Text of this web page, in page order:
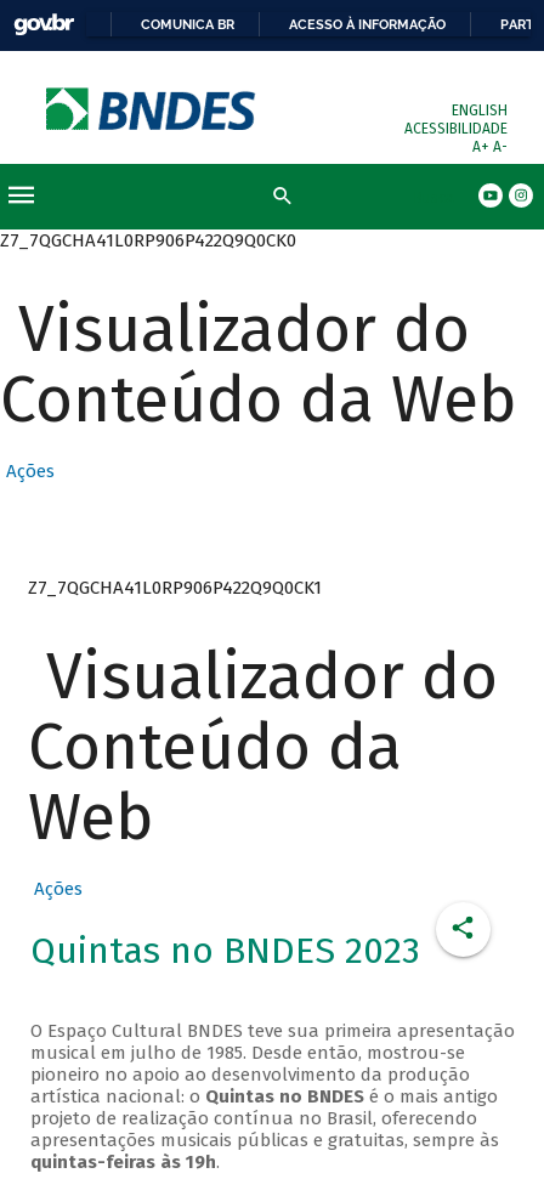
COMUNICA BR ACESSO À INFORMAÇÃO
ENGLISH
ACESSIBILIDADE
A+ A-
Z7_7QGCHA41L0RP906P422Q9Q0CK0
Visualizador do
Conteúdo da Web
Ações
Z7_7QGCHA41L0RP906P422Q9Q0CK1
Visualizador do
Conteúdo da
Web
Ações
Quintas no BNDES 2023
O Espaço Cultural BNDES teve sua primeira apresentação
musical em julho de 1985. Desde então, mostrou-se
pioneiro no apoio ao desenvolvimento da produção
artística nacional: o Quintas no BNDESé o mais antigo
projeto de realização contínua no Brasil, oferecendo
apresentações musicais públicas e gratuitas, sempre às
quintas-feiras às 19h.